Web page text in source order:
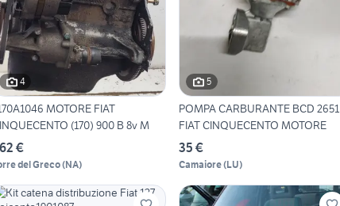
4
MOTORE FIAT
(170) 900 B 8v M
€
del Greco(NA)
5
POMPA CARBURANTE BCD 2651
FIAT CINQUECENTO MOTORE
35 €
Camaiore(LU)